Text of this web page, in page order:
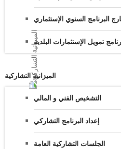
البرنامج السنوي الإستثماري
تمويل الإستثمارات البلدية
الميزانية التشاركية
التشخيص الفني و المالي
إعداد البرنامج التشاركي
الجلسات التشاركية العامة